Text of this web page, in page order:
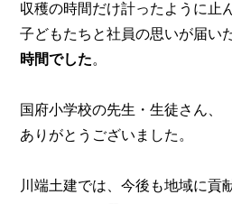
収穫の時間だけ計ったように止
子どもたちと社員の思いが届い
時間でした。
国府小学校の先生・生徒さん、
ありがとうございました。
川端土建では、今後も地域に貢